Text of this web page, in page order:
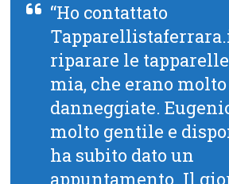
“Ho contattato
riparare le
mia, che erano
danneggiate.
molto gentile e
ha subito dato un
appuntamento. Il